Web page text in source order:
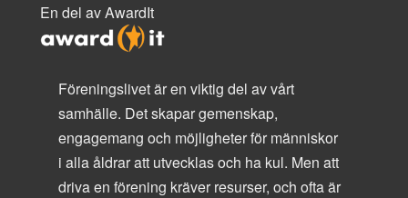
En del av AwardIt
Föreningslivet är en viktig del av vårt
samhälle. Det skapar gemenskap,
engagemang och möjligheter för människor
i alla åldrar att utvecklas och ha kul. Men att
driva en förening kräver resurser, och ofta är